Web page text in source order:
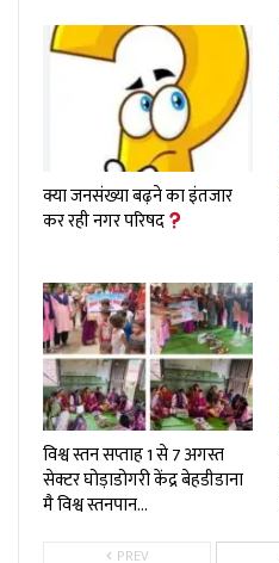
क्या जनसंख्या बढ़ने का इंतजार
कर रही नगर परिषद
विश्व स्तन सप्ताह 1 से 7 अगस्त
सेक्टर घोड़ाडोगरी केंद्र बेहडीडाना
मै विश्व स्तनपान…
PREV